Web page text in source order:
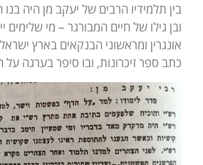
בין תלמידיו הרבים של יעקב מן היה בנו
ובן גילו של חיים המבורגר – מי שלימים
אונגרין ומראשוני הבנקאים בארץ
כתב ספר זיכרונות, ובו סיפר בערגה על